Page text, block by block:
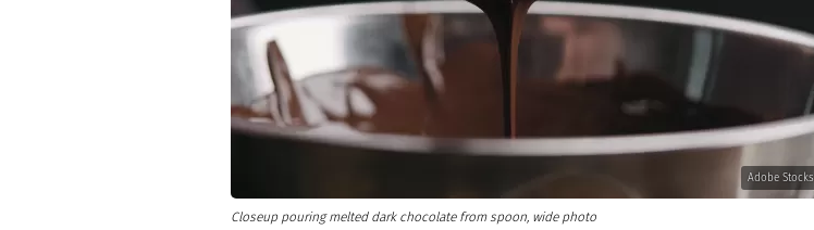
Adobe Stocks
Closeup pouring melted dark chocolate from spoon, wide photo